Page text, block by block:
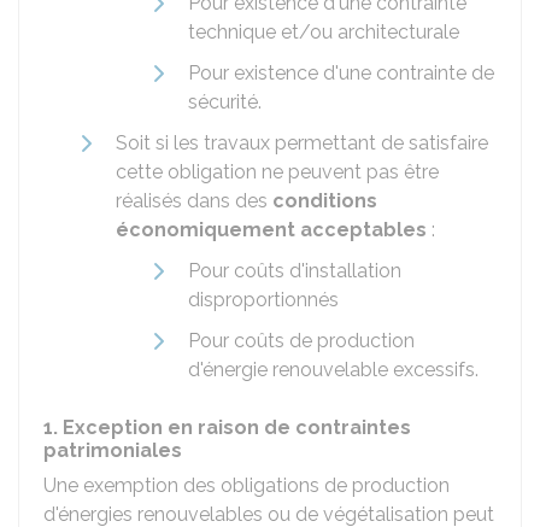
technique et/ou architecturale
Pour existence d'une contrainte de
sécurité.
Soit si les travaux permettant de satisfaire
cette obligation ne peuvent pas être
réalisés dans des conditions
économiquement acceptables :
Pour coûts d'installation
disproportionnés
Pour coûts de production
d'énergie renouvelable excessifs.
1. Exception en raison de contraintes
patrimoniales
Une exemption des obligations de production
d'énergies renouvelables ou de végétalisation peut